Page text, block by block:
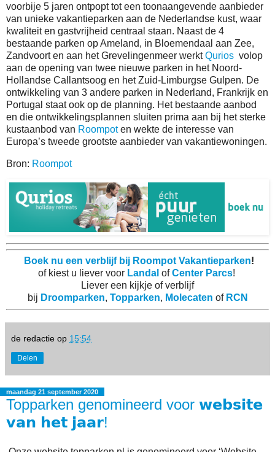
voorbije 5 jaren ontpopt tot een toonaangevende aanbieder
van unieke vakantieparken aan de Nederlandse kust, waar
kwaliteit en gastvrijheid centraal staan. Naast de 4
bestaande parken op Ameland, in Bloemendaal aan Zee,
Zandvoort en aan het Grevelingenmeer werktQurios volop
aan de opening van twee nieuwe parken in het Noord-
Hollandse Callantsoog en het Zuid-Limburgse Gulpen. De
ontwikkeling van 3 andere parken in Nederland, Frankrijk en
Portugal staat ook op de planning. Het bestaande aanbod
en die ontwikkelingsplannen sluiten prima aan bij het sterke
kustaanbod van Roompoten wekte de interesse van
Europa’s tweede grootste aanbieder van vakantiewoningen.
Bron: Roompot
Boek nu een verblijf bij Roompot Vakantieparken!
of kiest u liever voor Landal of Center Parcs!
Liever een kijkje of verblijf
bij Droomparken, Topparken, Molecaten of RCN
de redactie op 15:54
Delen
maandag 21 september 2020
Topparken genomineerd voor 𝘄𝗲𝗯𝘀𝗶𝘁𝗲
𝘃𝗮𝗻 𝗵𝗲𝘁 𝗷𝗮𝗮𝗿!